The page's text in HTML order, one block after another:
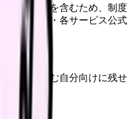
する内容を含むため、制度
・勤務先・各サービス公式
。
あとで読む自分向けに残せ
文コピー